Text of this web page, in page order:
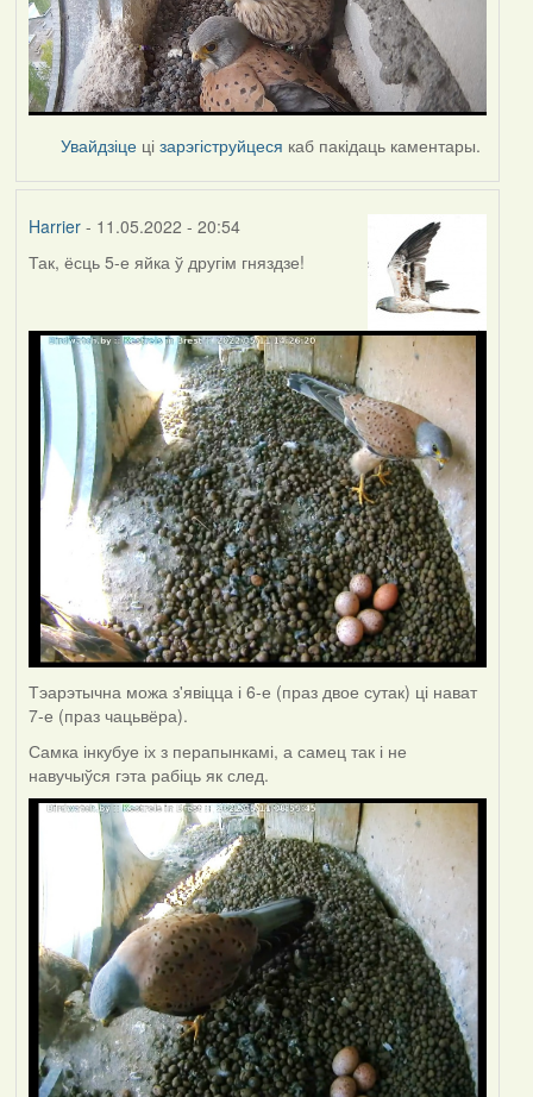
Увайдзіце цізарэгіструйцеся каб пакідаць каментары.
Harrier- 11.05.2022 - 20:54
Так, ёсць 5-е яйка ў другім гняздзе!
Тэарэтычна можа з'явіцца і 6-е (праз двое сутак) ці нават
7-е (праз чацьвёра).
Самка інкубуе іх з перапынкамі, а самец так і не
навучыўся гэта рабіць як след.